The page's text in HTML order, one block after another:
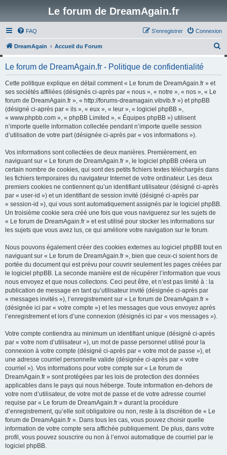
Le forum de DreamAgain.fr
FAQ Connexion
S’enregistrer
DreamAgain Accueil du Forum
Le forum de DreamAgain.fr - Politique de confidentialité
Cette politique explique en détail comment « Le forum de DreamAgain.fr » et
ses sociétés affiliées (désignés ci-après par « nous », « notre », « nos », « Le
forum de DreamAgain.fr », « http://forums-dreamagain.vibvib.fr ») et phpBB
(désigné ci-après par « ils », « eux », « leur », « logiciel phpBB »,
« www.phpbb.com », « phpBB Limited », « Équipes phpBB ») utilisent
n’importe quelle information collectée pendant n’importe quelle session
d’utilisation de votre part (désignée ci-après par « vos informations »).
Vos informations sont collectées de deux manières. Premièrement, en
naviguant sur « Le forum de DreamAgain.fr », le logiciel phpBB créera un
certain nombre de cookies, qui sont des petits fichiers textes téléchargés dans
les fichiers temporaires du navigateur Internet de votre ordinateur. Les deux
premiers cookies ne contiennent qu’un identifiant utilisateur (désigné ci-après
par « user-id ») et un identifiant de session invité (désigné ci-après par
« session-id »), qui vous sont automatiquement assignés par le logiciel phpBB.
Un troisième cookie sera créé une fois que vous naviguerez sur les sujets de
« Le forum de DreamAgain.fr » et est utilisé pour stocker les informations sur
les sujets que vous avez lus, ce qui améliore votre navigation sur le forum.
Nous pouvons également créer des cookies externes au logiciel phpBB tout en
naviguant sur « Le forum de DreamAgain.fr », bien que ceux-ci soient hors de
portée du document qui est prévu pour couvrir seulement les pages créées par
le logiciel phpBB. La seconde manière est de récupérer l’information que vous
nous envoyez et que nous collectons. Ceci peut être, et n’est pas limité à : la
publication de message en tant qu’utilisateur invité (désignée ci-après par
« messages invités »), l’enregistrement sur « Le forum de DreamAgain.fr »
(désignée ici par « votre compte ») et les messages que vous envoyez après
l’enregistrement et lors d’une connexion (désignés ici par « vos messages »).
Votre compte contiendra au minimum un identifiant unique (désigné ci-après
par « votre nom d’utilisateur »), un mot de passe personnel utilisé pour la
connexion à votre compte (désigné ci-après par « votre mot de passe »), et
une adresse courriel personnelle valide (désignée ci-après par « votre
courriel »). Vos informations pour votre compte sur « Le forum de
DreamAgain.fr » sont protégées par les lois de protection des données
applicables dans le pays qui nous héberge. Toute information en-dehors de
votre nom d’utilisateur, de votre mot de passe et de votre adresse courriel
requise par « Le forum de DreamAgain.fr » durant la procédure
d’enregistrement, qu’elle soit obligatoire ou non, reste à la discrétion de « Le
forum de DreamAgain.fr ». Dans tous les cas, vous pouvez choisir quelle
information de votre compte sera affichée publiquement. De plus, dans votre
profil, vous pouvez souscrire ou non à l’envoi automatique de courriel par le
logiciel phpBB.